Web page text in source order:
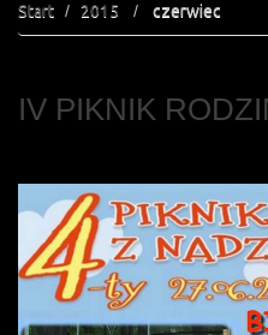
Start 2015 czerwiec
IV PIKNIK